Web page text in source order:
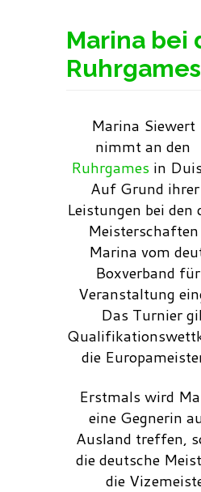
Willkommen beim
und den Step By
+++
Marina bei
Ruhrgames
Marina Siewert
nimmt an den
Ruhrgamesin
Auf Grund
Leistungen bei den
Marina vom
Boxverband
Veranstaltung
Das Turnier
die
Erstmals wird
eine Gegnerin
Ausland treffen,
die deutsche
die